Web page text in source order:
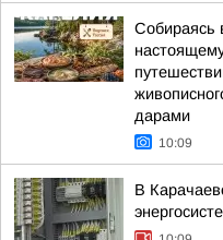
Собираясь
дарами
10:09
В